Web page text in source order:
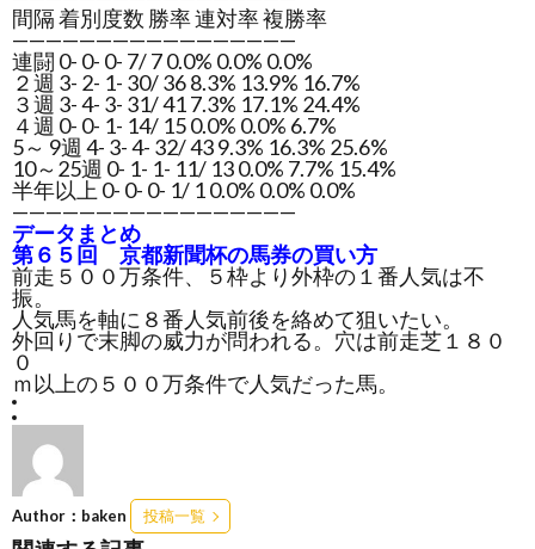
間隔 着別度数 勝率 連対率 複勝率
—————————————————
連闘 0- 0- 0- 7/ 7 0.0% 0.0% 0.0%
２週 3- 2- 1- 30/ 36 8.3% 13.9% 16.7%
３週 3- 4- 3- 31/ 41 7.3% 17.1% 24.4%
４週 0- 0- 1- 14/ 15 0.0% 0.0% 6.7%
5～ 9週 4- 3- 4- 32/ 43 9.3% 16.3% 25.6%
10～25週 0- 1- 1- 11/ 13 0.0% 7.7% 15.4%
半年以上 0- 0- 0- 1/ 1 0.0% 0.0% 0.0%
—————————————————
データまとめ
第６５回 京都新聞杯の馬券の買い方
前走５００万条件、５枠より外枠の１番人気は不
振。
人気馬を軸に８番人気前後を絡めて狙いたい。
外回りで末脚の威力が問われる。穴は前走芝１８０
０
ｍ以上の５００万条件で人気だった馬。
Author：baken 投稿一覧